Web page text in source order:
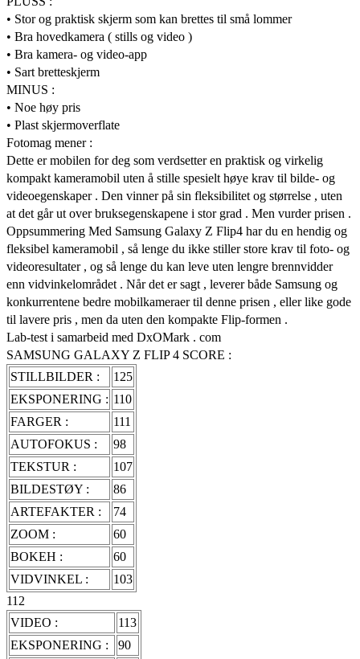
• Stor og praktisk skjerm som kan brettes til små lommer
• Bra hovedkamera ( stills og video )
• Bra kamera- og video-app
• Sart bretteskjerm
MINUS :
• Noe høy pris
• Plast skjermoverflate
Fotomag mener :
Dette er mobilen for deg som verdsetter en praktisk og virkelig
kompakt kameramobil uten å stille spesielt høye krav til bilde- og
videoegenskaper . Den vinner på sin fleksibilitet og størrelse , uten
at det går ut over bruksegenskapene i stor grad . Men vurder prisen .
Oppsummering Med Samsung Galaxy Z Flip4 har du en hendig og
fleksibel kameramobil , så lenge du ikke stiller store krav til foto- og
videoresultater , og så lenge du kan leve uten lengre brennvidder
enn vidvinkelområdet . Når det er sagt , leverer både Samsung og
konkurrentene bedre mobilkameraer til denne prisen , eller like gode
til lavere pris , men da uten den kompakte Flip-formen .
Lab-test i samarbeid med DxOMark . com
SAMSUNG GALAXY Z FLIP 4 SCORE :
STILLBILDER :
125
EKSPONERING : 110
FARGER :
111
AUTOFOKUS :
98
TEKSTUR :
107
BILDESTØY :
86
ARTEFAKTER :
74
ZOOM :
60
BOKEH :
60
VIDVINKEL :
103
112
VIDEO :
113
EKSPONERING :
90